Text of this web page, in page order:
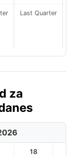
Last Quarter
za
18